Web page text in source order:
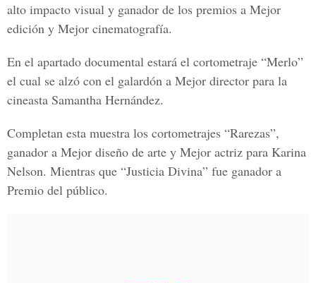
alto impacto visual y ganador de los premios a Mejor
edición y Mejor cinematografía.
En el apartado documental estará el cortometraje “Merlo”
el cual se alzó con el galardón a Mejor director para la
cineasta Samantha Hernández.
Completan esta muestra los cortometrajes “Rarezas”,
ganador a Mejor diseño de arte y Mejor actriz para Karina
Nelson. Mientras que “Justicia Divina” fue ganador a
Premio del público.